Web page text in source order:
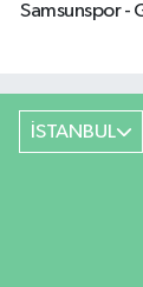
Samsunspor -
İSTANBUL